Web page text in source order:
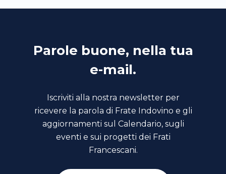
Parole buone, nella tua
e-mail.
Iscriviti alla nostra newsletter per
ricevere la parola di Frate Indovino e gli
aggiornamenti sul Calendario, sugli
eventi e sui progetti dei Frati
Francescani.